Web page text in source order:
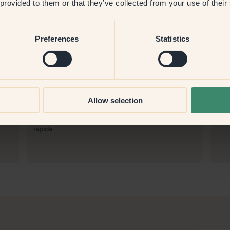
to them or that they’ve collected from your use of
Preferences Statistics
Allow selection
Immagine del prodotto
Bene! Il colore è risultato più bello del previsto.
Per acquistare da Klint:
rapida.